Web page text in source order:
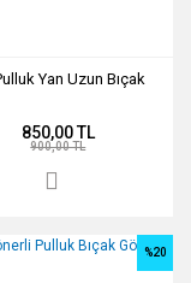
Yan Uzun Bıçak
850,00 TL
900,00 TL
%20